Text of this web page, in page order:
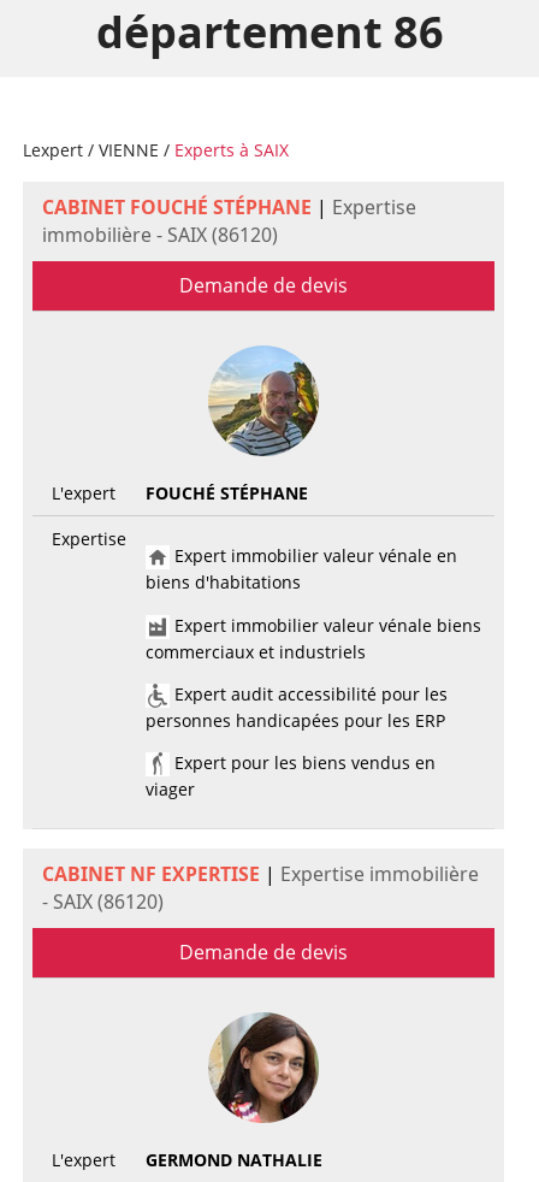
département 86
Lexpert/ VIENNE / Experts à SAIX
CABINET FOUCHÉ STÉPHANE | Expertise
immobilière - SAIX (86120)
Demande de devis
L'expert
FOUCHÉ STÉPHANE
Expertise
Expert immobilier valeur vénale en
biens d'habitations
Expert immobilier valeur vénale biens
commerciaux et industriels
Expert audit accessibilité pour les
personnes handicapées pour les ERP
Expert pour les biens vendus en
viager
CABINET NF EXPERTISE | Expertise immobilière
- SAIX (86120)
Demande de devis
L'expert
GERMOND NATHALIE